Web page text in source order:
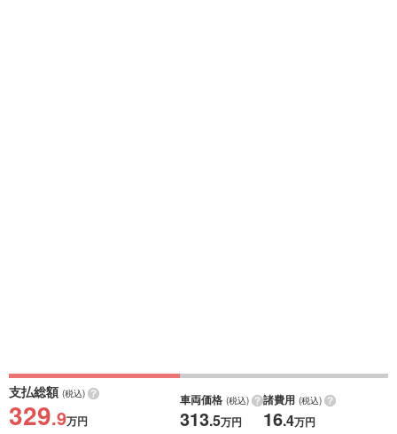
支払総額 (税込)
329.9万円
車両価格 (税込)
313.5万円
諸費用 (税込)
16.4万円